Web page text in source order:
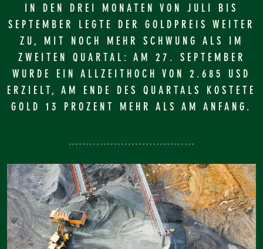
IN DEN DREI MONATEN VON JULI BIS
SEPTEMBER LEGTE DER GOLDPREIS WEITER
ZU, MIT NOCH MEHR SCHWUNG ALS IM
ZWEITEN QUARTAL: AM 27. SEPTEMBER
WURDE EIN ALLZEITHOCH VON 2.685 USD
ERZIELT, AM ENDE DES QUARTALS KOSTETE
GOLD 13 PROZENT MEHR ALS AM ANFANG.